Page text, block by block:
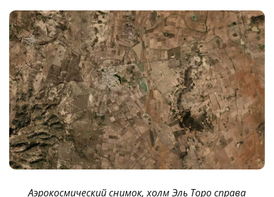
Аэрокосмический снимок, холм Эль Торо справа